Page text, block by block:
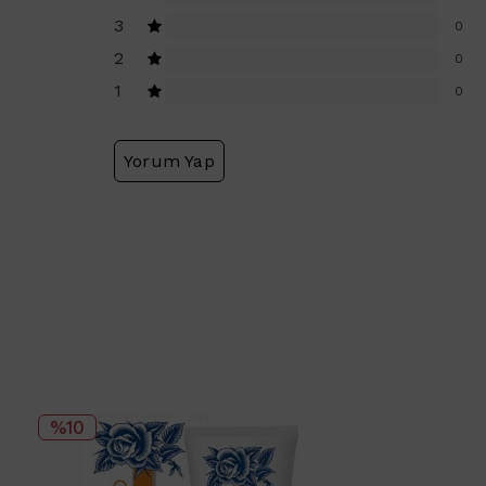
3 0
2 0
1 0
Yorum Yap
%10